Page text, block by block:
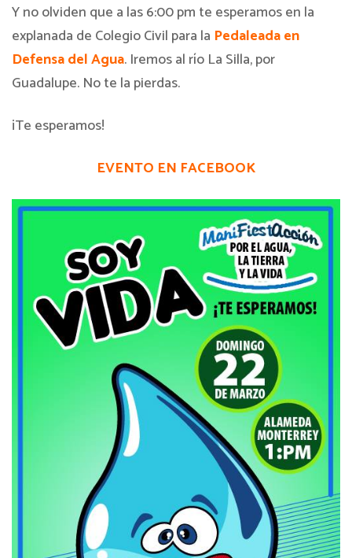
Y no olviden que a las 6:00 pm te esperamos en la
explanada de Colegio Civil para la Pedaleada en
Defensa del Agua. Iremos al río La Silla, por
Guadalupe. No te la pierdas.
¡Te esperamos!
EVENTO EN FACEBOOK